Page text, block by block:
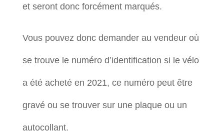
et seront donc forcément marqués.
Vous pouvez donc demander au vendeur où
se trouve le numéro d’identification si le vélo
a été acheté en 2021, ce numéro peut être
gravé ou se trouver sur une plaque ou un
autocollant.